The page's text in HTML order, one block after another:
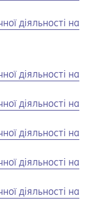
діяльності на
діяльності на
діяльності на
діяльності на
діяльності на
діяльності на